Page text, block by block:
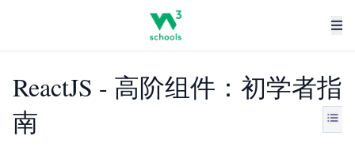
ReactJS - 高阶组件：初学者指
南